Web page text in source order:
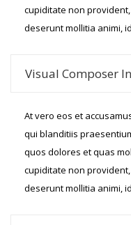
cupiditate non
deserunt mollitia animi,
Visual Composer
At vero eos et
qui blanditiis
quos dolores et quas
cupiditate non
deserunt mollitia animi,